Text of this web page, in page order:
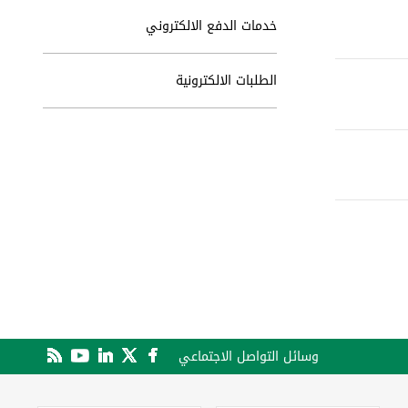
خدمات الدفع الالكتروني
الطلبات الالكترونية
وسائل التواصل الاجتماعي